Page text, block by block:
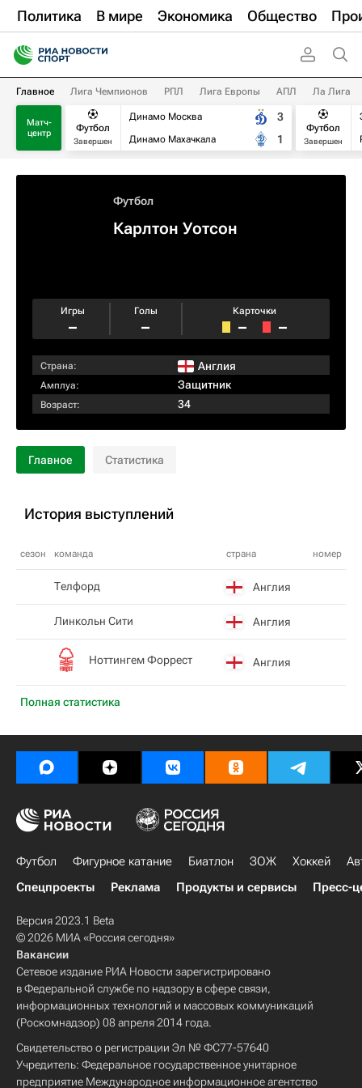
Политика В мире Экономика Общество
Главное Лига Чемпионов РПЛ Лига Европы АПЛ Ла Лига
Матч-
центр
Футбол
Завершен
Динамо Москва
Динамо Махачкала
3
1
Футбол
Завершен
Футбол
Карлтон Уотсон
Игры
–
Голы
–
Карточки
– –
Страна: Англия
Амплуа: Защитник
Возраст: 34
Главное Статистика
История выступлений
сезон команда страна номер
Полная статистика
Телфорд Англия
Линкольн Сити Англия
Ноттингем Форрест Англия
Футбол Фигурное катание Биатлон ЗОЖ Хоккей
Спецпроекты
Реклама Продукты и сервисы Пресс-
Версия 2023.1 Beta
© 2026 МИА «Россия сегодня»
Вакансии
Сетевое издание РИА Новости зарегистрировано
в Федеральной службе по надзору в сфере связи,
информационных технологий и массовых коммуникаций
(Роскомнадзор) 08 апреля 2014 года.
Свидетельство о регистрации Эл № ФС77-57640
Учредитель: Федеральное государственное унитарное
предприятие Международное информационное агентство